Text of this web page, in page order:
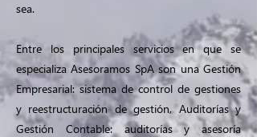
sea.
Entre los principales servicios en que se
especializa Asesoramos SpA son una Gestión
Empresarial: sistema de control de gestiones
y reestructuración de gestión, Auditorías y
Gestión Contable: auditorías y asesoría